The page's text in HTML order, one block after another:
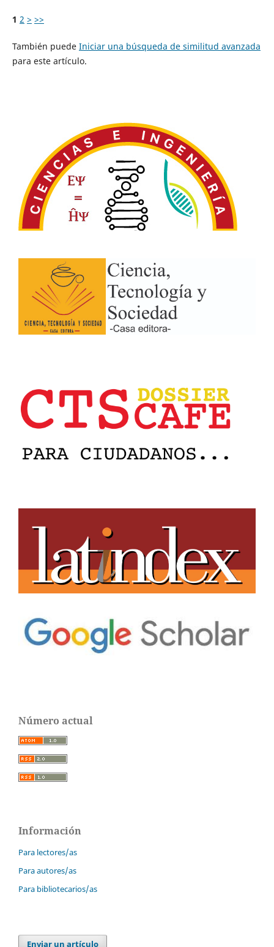
1 2 > >>
También puede Iniciar una búsqueda de similitud avanzada
para este artículo.
Número actual
Información
Para lectores/as
Para autores/as
Para bibliotecarios/as
Enviar un artículo